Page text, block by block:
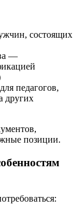
состоящих
—
педагогов,
других
позиции.